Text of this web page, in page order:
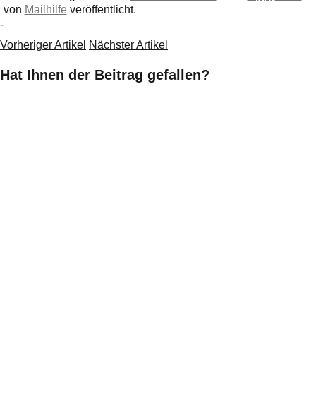
von Mailhilfe veröffentlicht.
-
Vorheriger Artikel Nächster Artikel
Hat Ihnen der Beitrag gefallen?